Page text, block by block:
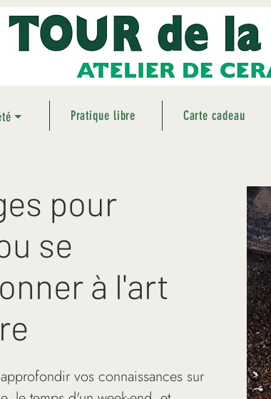
⏷ Pratique libre Carte cadeau
pour
se
à l'art
vos connaissances sur